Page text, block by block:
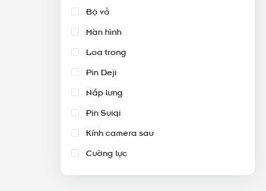
Bộ vỏ
Màn hình
Loa trong
Pin Deji
Nắp lưng
Pin Suiqi
Kính camera sau
Cường lực
PPF